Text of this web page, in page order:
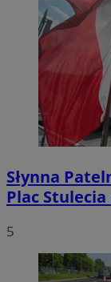
Słynna
Plac
5